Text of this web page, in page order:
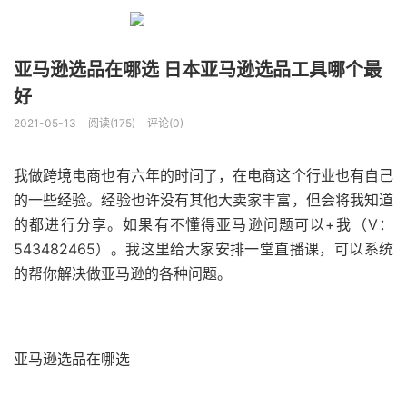
亚马逊选品在哪选 日本亚马逊选品工具哪个最
好
2021-05-13 阅读(175) 评论(0)
我做跨境电商也有六年的时间了，在电商这个行业也有自己
的一些经验。经验也许没有其他大卖家丰富，但会将我知道
的都进行分享。如果有不懂得亚马逊问题可以+我（V：
543482465）。我这里给大家安排一堂直播课，可以系统
的帮你解决做亚马逊的各种问题。
亚马逊选品在哪选